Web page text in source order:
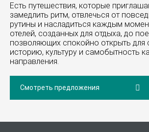
Есть путешествия, которые
замедлить ритм, отвлечься от
рутины и насладиться каждым
отелей, созданных для отдыха, до
позволяющих спокойно открыть для
историю, культуру и самобытность
направления.
Смотреть предложения